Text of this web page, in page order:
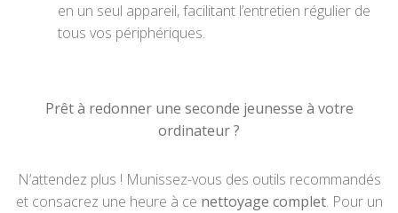
en un seul appareil, facilitant l’entretien régulier de
tous vos périphériques.
Prêt à redonner une seconde jeunesse à votre
ordinateur ?
N’attendez plus ! Munissez-vous des outils recommandés
et consacrez une heure à ce nettoyage complet. Pour un